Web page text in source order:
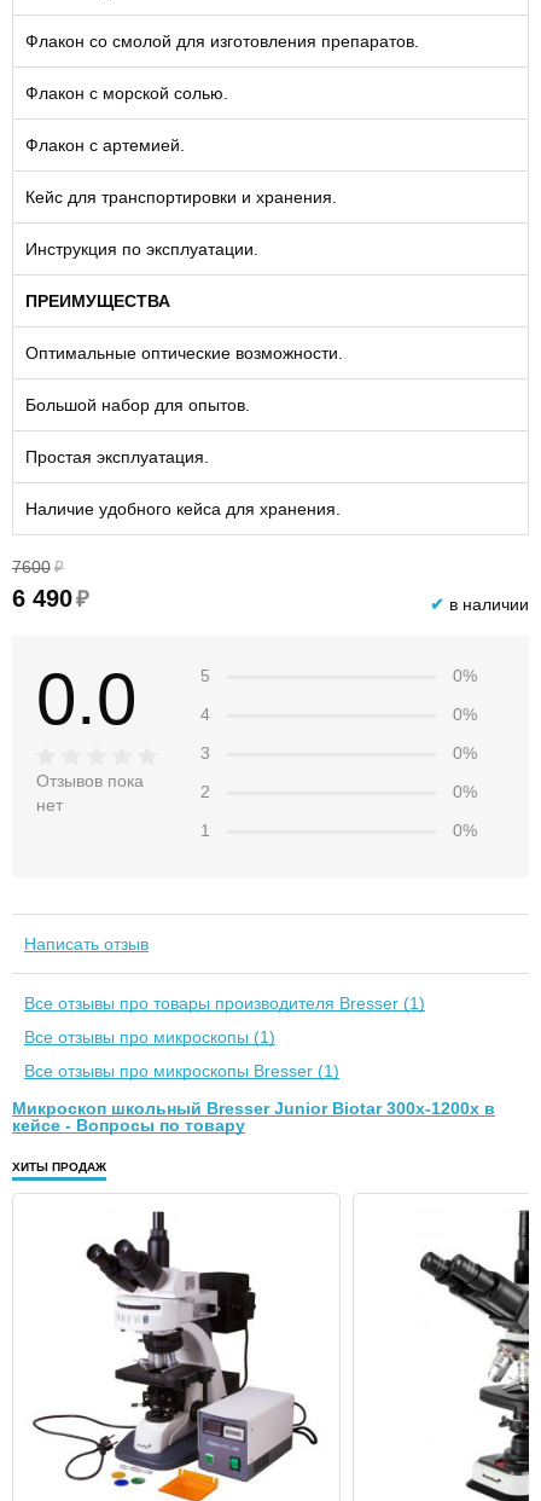
Флакон со смолой для изготовления препаратов.
Флакон с морской солью.
Флакон с артемией.
Кейс для транспортировки и хранения.
Инструкция по эксплуатации.
ПРЕИМУЩЕСТВА
Оптимальные оптические возможности.
Большой набор для опытов.
Простая эксплуатация.
Наличие удобного кейса для хранения.
7600 ₽
6 490₽ ✔ в наличии
0.0
Отзывов пока
нет
5
0%
4
0%
3
0%
2
0%
1
0%
Написать отзыв
Все отзывы про товары производителя Bresser (1)
Все отзывы про микроскопы (1)
Все отзывы про микроскопы Bresser (1)
Микроскоп школьный Bresser Junior Biotar 300x-1200x в
кейсе - Вопросы по товару
ХИТЫ ПРОДАЖ